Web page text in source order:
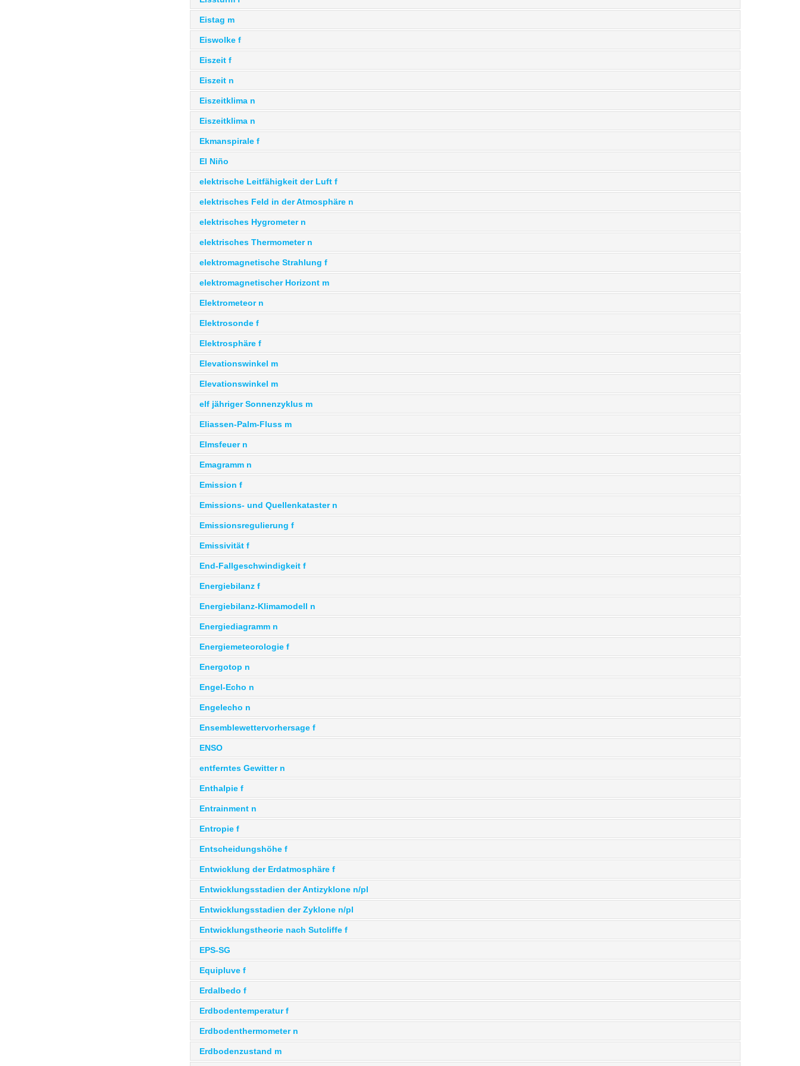
Eistag m
Eiswolke f
Eiszeit f
Eiszeit n
Eiszeitklima n
Eiszeitklima n
Ekmanspirale f
El Niño
elektrische Leitfähigkeit der Luft f
elektrisches Feld in der Atmosphäre n
elektrisches Hygrometer n
elektrisches Thermometer n
elektromagnetische Strahlung f
elektromagnetischer Horizont m
Elektrometeor n
Elektrosonde f
Elektrosphäre f
Elevationswinkel m
Elevationswinkel m
elf jähriger Sonnenzyklus m
Eliassen-Palm-Fluss m
Elmsfeuer n
Emagramm n
Emission f
Emissions- und Quellenkataster n
Emissionsregulierung f
Emissivität f
End-Fallgeschwindigkeit f
Energiebilanz f
Energiebilanz-Klimamodell n
Energiediagramm n
Energiemeteorologie f
Energotop n
Engel-Echo n
Engelecho n
Ensemblewettervorhersage f
ENSO
entferntes Gewitter n
Enthalpie f
Entrainment n
Entropie f
Entscheidungshöhe f
Entwicklung der Erdatmosphäre f
Entwicklungsstadien der Antizyklone n/pl
Entwicklungsstadien der Zyklone n/pl
Entwicklungstheorie nach Sutcliffe f
EPS-SG
Equipluve f
Erdalbedo f
Erdbodentemperatur f
Erdbodenthermometer n
Erdbodenzustand m